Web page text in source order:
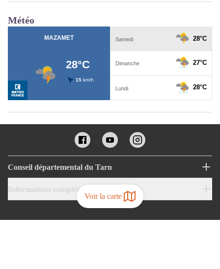
Voir la carte
Météo
Conseil départemental du Tarn
Informations complémentaires